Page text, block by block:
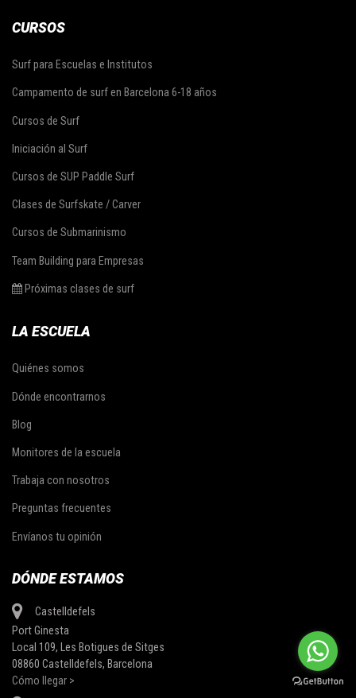
CURSOS
Surf para Escuelas e Institutos
Campamento de surf en Barcelona 6-18 años
Cursos de Surf
Iniciación al Surf
Cursos de SUP Paddle Surf
Clases de Surfskate / Carver
Cursos de Submarinismo
Team Building para Empresas
Próximas clases de surf
LA ESCUELA
Quiénes somos
Dónde encontrarnos
Blog
Monitores de la escuela
Trabaja con nosotros
Preguntas frecuentes
Envíanos tu opinión
DÓNDE ESTAMOS
Castelldefels
Port Ginesta
Local 109, Les Botigues de Sitges
08860 Castelldefels, Barcelona
Cómo llegar >